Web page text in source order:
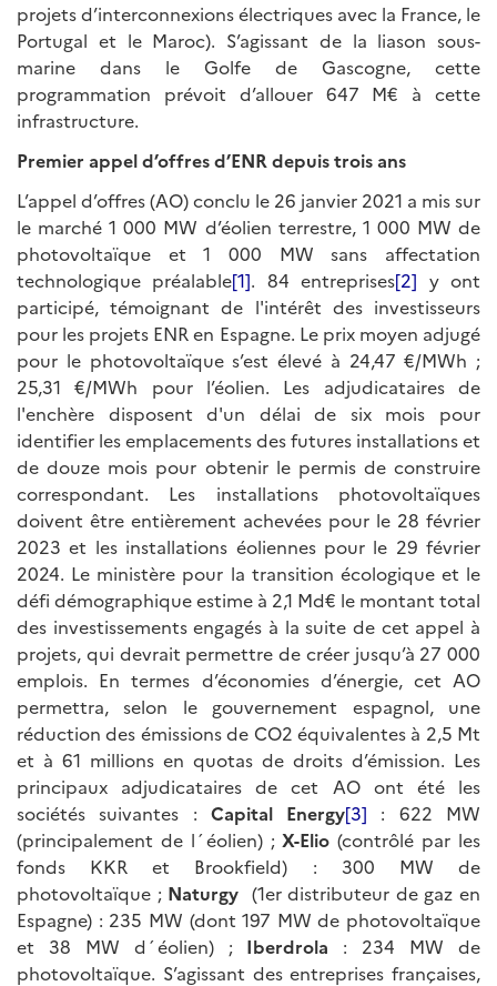
projets d’interconnexions électriques avec la France, le
Portugal et le Maroc). S’agissant de la liason sous-
marine dans le Golfe de Gascogne, cette
programmation prévoit d’allouer 647 M€ à cette
infrastructure.
Premier appel d’offres d’ENR depuis trois ans
L’appel d’offres (AO) conclu le 26 janvier 2021 a mis sur
le marché 1 000 MW d’éolien terrestre, 1 000 MW de
photovoltaïque et 1 000 MW sans affectation
technologique préalable[1]. 84 entreprises[2] y ont
participé, témoignant de l'intérêt des investisseurs
pour les projets ENR en Espagne. Le prix moyen adjugé
pour le photovoltaïque s’est élevé à 24,47 €/MWh ;
25,31 €/MWh pour l’éolien. Les adjudicataires de
l'enchère disposent d'un délai de six mois pour
identifier les emplacements des futures installations et
de douze mois pour obtenir le permis de construire
correspondant. Les installations photovoltaïques
doivent être entièrement achevées pour le 28 février
2023 et les installations éoliennes pour le 29 février
2024. Le ministère pour la transition écologique et le
défi démographique estime à 2,1 Md€ le montant total
des investissements engagés à la suite de cet appel à
projets, qui devrait permettre de créer jusqu’à 27 000
emplois. En termes d’économies d’énergie, cet AO
permettra, selon le gouvernement espagnol, une
réduction des émissions de CO2 équivalentes à 2,5 Mt
et à 61 millions en quotas de droits d’émission. Les
principaux adjudicataires de cet AO ont été les
sociétés suivantes : Capital Energy[3] : 622 MW
(principalement de l´éolien) ;X-Elio (contrôlé par les
fonds KKR et Brookfield) : 300 MW de
photovoltaïque ; Naturgy (1er distributeur de gaz en
Espagne) : 235 MW (dont 197 MW de photovoltaïque
et 38 MW d´éolien) ; Iberdrola : 234 MW de
photovoltaïque. S’agissant des entreprises françaises,